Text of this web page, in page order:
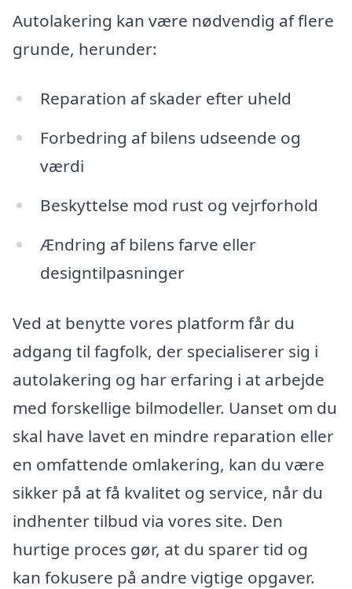
Autolakering kan være nødvendig af flere
grunde, herunder:
Reparation af skader efter uheld
Forbedring af bilens udseende og
værdi
Beskyttelse mod rust og vejrforhold
Ændring af bilens farve eller
designtilpasninger
Ved at benytte vores platform får du
adgang til fagfolk, der specialiserer sig i
autolakering og har erfaring i at arbejde
med forskellige bilmodeller. Uanset om du
skal have lavet en mindre reparation eller
en omfattende omlakering, kan du være
sikker på at få kvalitet og service, når du
indhenter tilbud via vores site. Den
hurtige proces gør, at du sparer tid og
kan fokusere på andre vigtige opgaver.